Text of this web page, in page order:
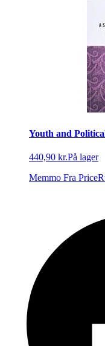
Youth and
440,90 kr.På lager
Memmo Fra